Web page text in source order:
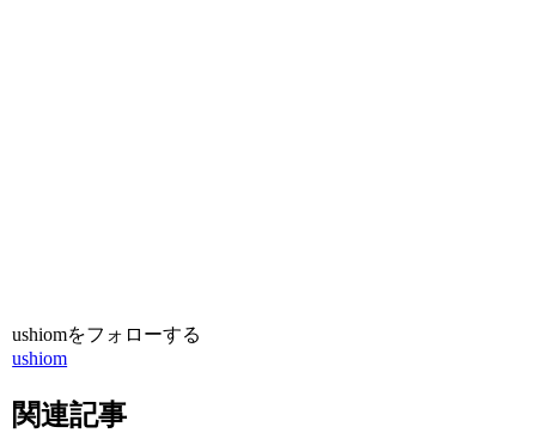
ushiomをフォローする
ushiom
関連記事